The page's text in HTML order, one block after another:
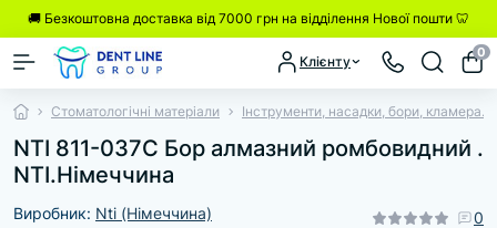
🚚 Безкоштовна доставка від 7000 грн на відділення Нової пошти 🦷
Клієнту
0
Стоматологічні матеріали Інструменти, насадки, бори, кламера.
NTI 811-037С Бор алмазний ромбовидний .
NTI.Німеччина
Виробник: Nti (Німеччина) 0